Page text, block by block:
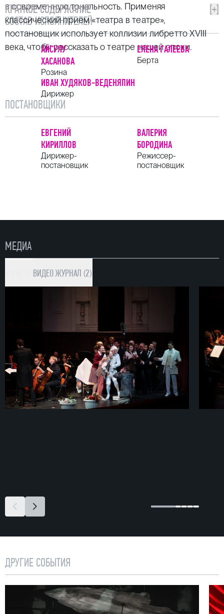
в современную тональность. Применяя
классический прием «театра в театре»,
постановщик использует коллизии либретто ХVIII
века, чтобы рассказать о театре нашей эпохи.
КРАТКОЕ СОДЕРЖАНИЕ
[+]
СОСТАВ ИСПОЛНИТЕЛЕЙ
АЙСУЛУ
ХАСАНОВА
Розина
ЕЛЕНА ГАЛЕЕВА
Берта
ИВАН ХУДЯКОВ-ВЕДЕНЯПИН
Дирижер
ПОСТАНОВЩИКИ
ЕВГЕНИЙ
КИРИЛЛОВ
Дирижер-
постановщик
ВАЛЕРИЯ
БОРОДИНА
Режиссер-
постановщик
МЕДИА
ВИДЕОЖУРНАЛ (2)
ДРУГИЕ СОБЫТИЯ